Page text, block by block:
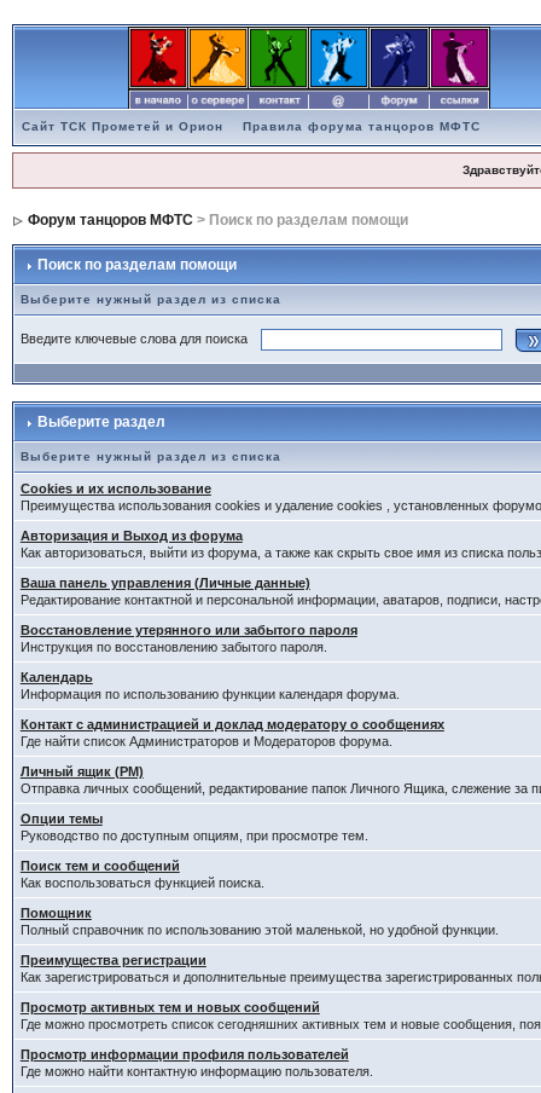
Сайт ТСК Прометей и Орион Правила форума танцоров МФТС
Форум танцоров МФТС> Поиск по разделам помощи
Поиск по разделам помощи
Выберите нужный раздел из списка
Введите ключевые слова для поиска
Выберите раздел
Выберите нужный раздел из списка
Cookies и их использование
Преимущества использования cookies и удаление cookies , установленных
Авторизация и Выход из форума
Как авторизоваться, выйти из форума, а также как скрыть свое имя из списка
Ваша панель управления (Личные данные)
Редактирование контактной и персональной информации, аватаров, подписи,
Восстановление утерянного или забытого пароля
Инструкция по восстановлению забытого пароля.
Календарь
Информация по использованию функции календаря форума.
Контакт с администрацией и доклад модератору о сообщениях
Где найти список Администраторов и Модераторов форума.
Личный ящик (PM)
Отправка личных сообщений, редактирование папок Личного Ящика, слежение за
Опции темы
Руководство по доступным опциям, при просмотре тем.
Поиск тем и сообщений
Как воспользоваться функцией поиска.
Помощник
Полный справочник по использованию этой маленькой, но удобной функции.
Преимущества регистрации
Как зарегистрироваться и дополнительные преимущества зарегистрированных
Просмотр активных тем и новых сообщений
Где можно просмотреть список сегодняшних активных тем и новые сообщения,
Просмотр информации профиля пользователей
Где можно найти контактную информацию пользователя.